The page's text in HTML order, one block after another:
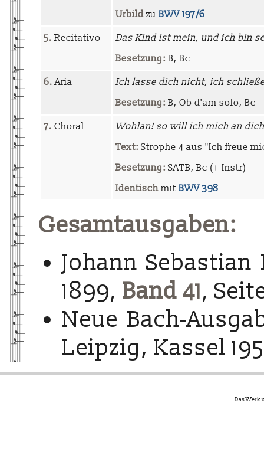
Urbild zu BWV 197/6
5. Recitativo
Das Kind ist mein, und ich bin
Besetzung: B, Bc
6.Aria
Ich lasse dich nicht, ich
Besetzung: B, Ob d'am solo, Bc
7. Choral
Wohlan! so will ich mich an
Text: Strophe 4 aus "Ich freue
Besetzung: SATB, Bc (+ Instr)
Identisch mit BWV 398
Gesamtausgaben:
Johann Sebastian
1899, Band 41,
Neue Bach-
Leipzig, Kassel
Das Werk